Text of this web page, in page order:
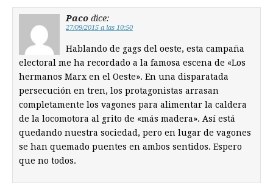
Paco dice:
27/09/2015 a las 10:50
Hablando de gags del oeste, esta campaña
electoral me ha recordado a la famosa escena de «Los
hermanos Marx en el Oeste». En una disparatada
persecución en tren, los protagonistas arrasan
completamente los vagones para alimentar la caldera
de la locomotora al grito de «más madera». Así está
quedando nuestra sociedad, pero en lugar de vagones
se han quemado puentes en ambos sentidos. Espero
que no todos.